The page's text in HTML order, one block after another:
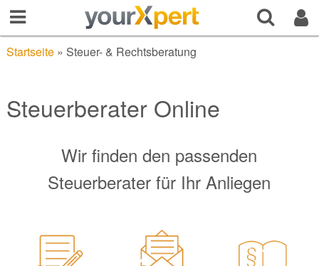
Startseite» Steuer- & Rechtsberatung
Steuerberater Online
Wir finden den passenden
Steuerberater für Ihr Anliegen